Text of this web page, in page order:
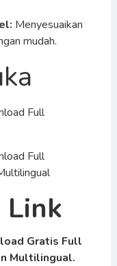
Menyesuaikan
mudah.
Gratis Full
Multilingual.